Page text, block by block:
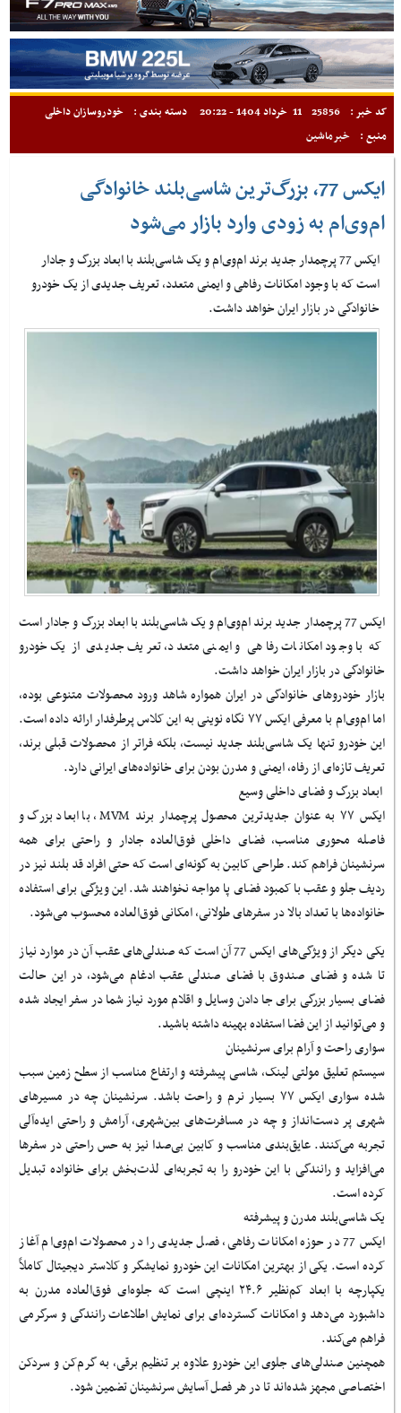
کد خبر : 25856 11 خرداد 1404 - 20:22 دسته بندی :
خودروسازان داخلی
منبع :
خبرماشین
ایکس 77، بزرگ‌ترین شاسی‌بلند خانوادگی
ام‌وی‌ام به زودی وارد بازار می‌شود
ایکس 77 پرچمدار جدید برند ام‌وی‌ام و یک شاسی‌بلند با ابعاد بزرگ و جادار
است که با وجود امکانات رفاهی و ایمنی متعدد، تعریف جدیدی از یک خودرو
خانوادگی در بازار ایران خواهد داشت.
ایکس 77 پرچمدار جدید برند ام‌وی‌ام و یک شاسی‌بلند با ابعاد بزرگ و جادار است
که با وجود امکانات رفاهی و ایمنی متعدد، تعریف جدیدی از یک خودرو
خانوادگی در بازار ایران خواهد داشت.
بازار خودروهای خانوادگی در ایران همواره شاهد ورود محصولات متنوعی بوده،
اما ام‌وی‌ام با معرفی ایکس ۷۷ نگاه نوینی به این کلاس پرطرفدار ارائه داده است.
این خودرو تنها یک شاسی‌بلند جدید نیست، بلکه فراتر از محصولات قبلی برند،
تعریف تازه‌ای از رفاه، ایمنی و مدرن بودن برای خانواده‌های ایرانی دارد.
ابعاد بزرگ و فضای داخلی وسیع
ایکس ۷۷ به عنوان جدیدترین محصول پرچمدار برند MVM، با ابعاد بزرگ و
فاصله محوری مناسب، فضای داخلی فوق‌العاده جادار و راحتی برای همه
سرنشینان فراهم کند. طراحی کابین به گونه‌ای است که حتی افراد قد بلند نیز در
ردیف جلو و عقب با کمبود فضای پا مواجه نخواهند شد. این ویژگی برای استفاده‌
خانواده‌ها با تعداد بالا در سفرهای طولانی، امکانی فوق‌العاده محسوب می‌شود.
یکی دیگر از ویژگی‌های ایکس 77 آن است که صندلی‌های عقب آن در موارد نیاز
تا شده و فضای صندوق با فضای صندلی عقب ادغام می‌شود، در این حالت
فضای بسیار بزرگی برای جا دادن وسایل و اقلام مورد نیاز شما در سفر ایجاد شده
و می‌توانید از این فضا استفاده بهینه داشته باشید.
سواری راحت و آرام برای سرنشینان
سیستم تعلیق مولتی لینک، شاسی پیشرفته و ارتفاع مناسب از سطح زمین سبب
شده سواری ایکس ۷۷ بسیار نرم و راحت باشد. سرنشینان چه در مسیرهای
شهری پر دست‌انداز و چه در مسافرت‌های بین‌شهری، آرامش و راحتی ایده‌آلی
تجربه می‌کنند. عایق‌بندی مناسب و کابین بی‌صدا نیز به حس راحتی در سفرها
می‌افزاید و رانندگی با این خودرو را به تجربه‌ای لذت‌بخش برای خانواده تبدیل
کرده است.
یک شاسی‌بلند مدرن و پیشرفته
ایکس 77 در حوزه امکانات رفاهی، فصل جدیدی را در محصولات ام‌وی‌ام آغاز
کرده است. یکی از بهترین امکانات این خودرو نمایشگر و کلاستر دیجیتال کاملاً
یکپارچه با ابعاد کم‌نظیر ۲۴.۶ اینچی است که جلوه‌ای فوق‌العاده مدرن به
داشبورد می‌دهد و امکانات گسترده‌ای برای نمایش اطلاعات رانندگی و سرگرمی
فراهم می‌کند.
همچنین صندلی‌های جلوی این خودرو علاوه بر تنظیم برقی، به گرم‌کن و سردکن
اختصاصی مجهز شده‌اند تا در هر فصل آسایش سرنشینان تضمین شود.